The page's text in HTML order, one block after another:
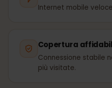
Internet mobile
Copertura
Connessione stabile
più visitate.